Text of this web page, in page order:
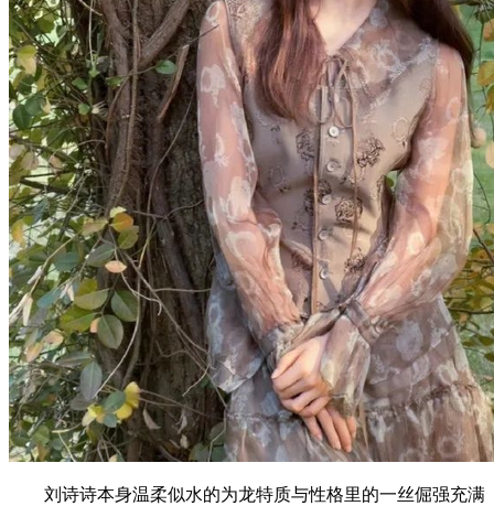
刘诗诗本身温柔似水的为龙特质与性格里的一丝倔强充满